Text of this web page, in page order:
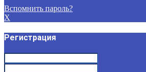
Вспомнить пароль?
X
Регистрация